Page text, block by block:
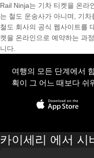
Rail Ninja는 기차 티켓을 온라
는 철도 운송사가 아니며, 기
철도 회사의 공식 웹사이트를
켓을 온라인으로 예약하는 과
니다.
여행의 모든 단계에서
획이 그 어느 때보다 쉬
카이세리 에서 시